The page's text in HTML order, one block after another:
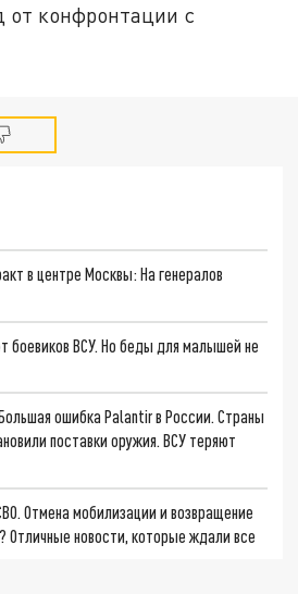
от конфронтации с
в центре Москвы: На генералов
боевиков ВСУ. Но беды для малышей не
ошибка Palantir в России. Страны
поставки оружия. ВСУ теряют
Отмена мобилизации и возвращение
Отличные новости, которые ждали все